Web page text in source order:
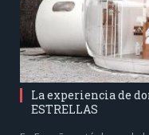
La experiencia de
ESTRELLAS